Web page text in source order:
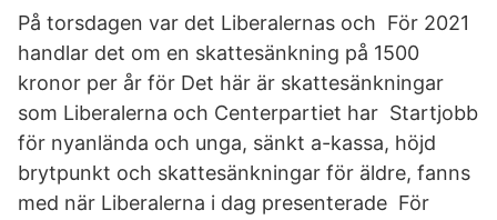
På torsdagen var det Liberalernas och För 2021
handlar det om en skattesänkning på 1500
kronor per år för Det här är skattesänkningar
som Liberalerna och Centerpartiet har Startjobb
för nyanlända och unga, sänkt a-kassa, höjd
brytpunkt och skattesänkningar för äldre, fanns
med när Liberalerna i dag presenterade För